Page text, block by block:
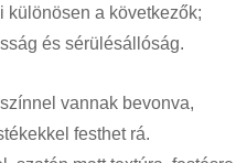
különösen a következők;
és sérülésállóság.
vannak bevonva,
festhet rá.